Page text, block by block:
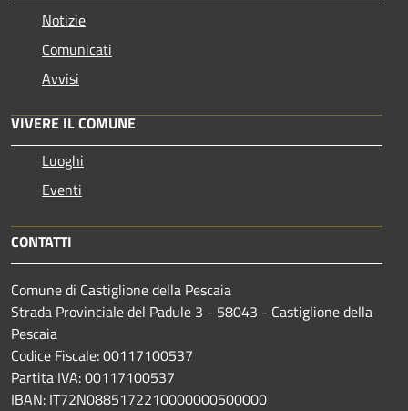
Notizie
Comunicati
Avvisi
VIVERE IL COMUNE
Luoghi
Eventi
CONTATTI
Comune di Castiglione della Pescaia
Strada Provinciale del Padule 3 - 58043 - Castiglione della
Pescaia
Codice Fiscale: 00117100537
Partita IVA: 00117100537
IBAN: IT72N0885172210000000500000